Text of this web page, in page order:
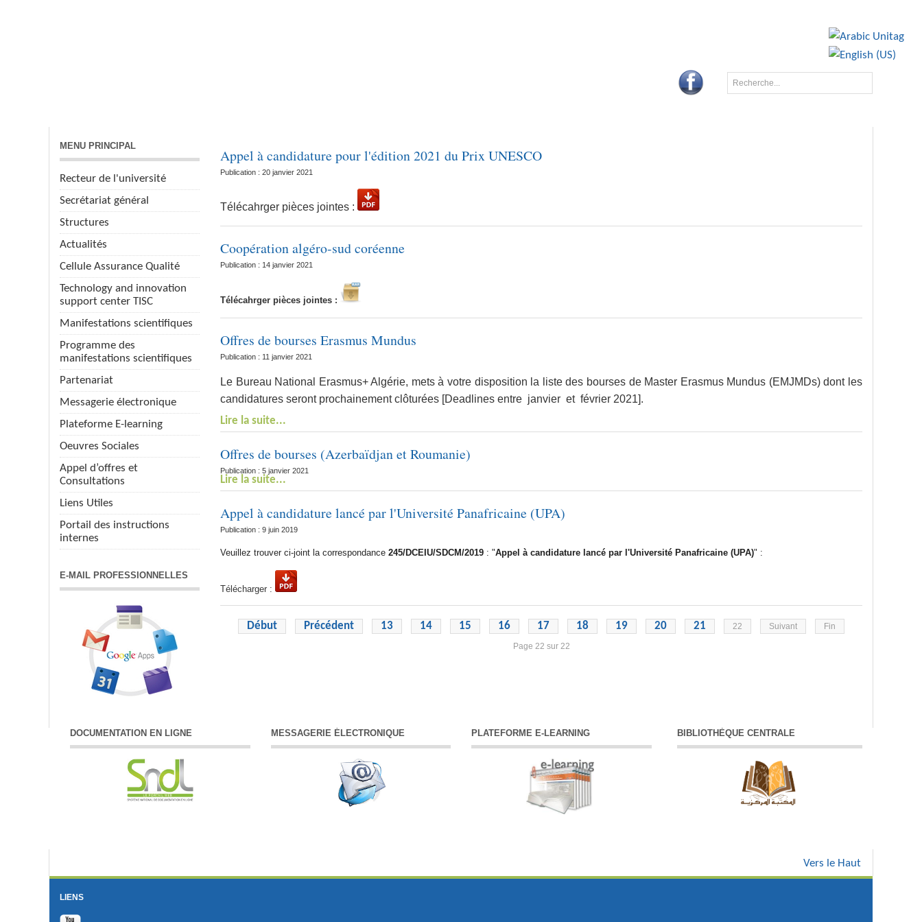
Appel à candidature pour l'édition 2021 du Prix UNESCO
Publication : 20 janvier 2021
Télécahrger pièces jointes :
Coopération algéro-sud coréenne
Publication : 14 janvier 2021
Télécahrger pièces jointes :
Offres de bourses Erasmus Mundus
Publication : 11 janvier 2021
Le Bureau National Erasmus+ Algérie, mets à votre disposition la liste des bourses de Master Erasmus Mundus (EMJMDs) dont les
candidatures seront prochainement clôturées [Deadlines entre janvier et février 2021].
Lire la suite...
Offres de bourses (Azerbaïdjan et Roumanie)
Publication : 5 janvier 2021
Lire la suite...
Appel à candidature lancé par l'Université Panafricaine (UPA)
Publication : 9 juin 2019
Veuillez trouver ci-joint la correspondance 245/DCEIU/SDCM/2019 : "Appel à candidature lancé par l'Université Panafricaine (UPA)" :
Télécharger :
Page 22 sur 22
Début Précédent 13 14 15 16 17 18 19 20 21 22 Suivant Fin
MENU PRINCIPAL
Recteur de l'université
Secrétariat général
Structures
Actualités
Cellule Assurance Qualité
Technology and innovation
support center TISC
Manifestations scientifiques
Programme des
manifestations scientifiques
Partenariat
Messagerie électronique
Plateforme E-learning
Oeuvres Sociales
Appel d’offres et
Consultations
Liens Utiles
Portail des instructions
internes
E-MAIL PROFESSIONNELLES
DOCUMENTATION EN LIGNE MESSAGERIE ÉLECTRONIQUE PLATEFORME E-LEARNING BIBLIOTHÈQUE CENTRALE
Vers le Haut
LIENS